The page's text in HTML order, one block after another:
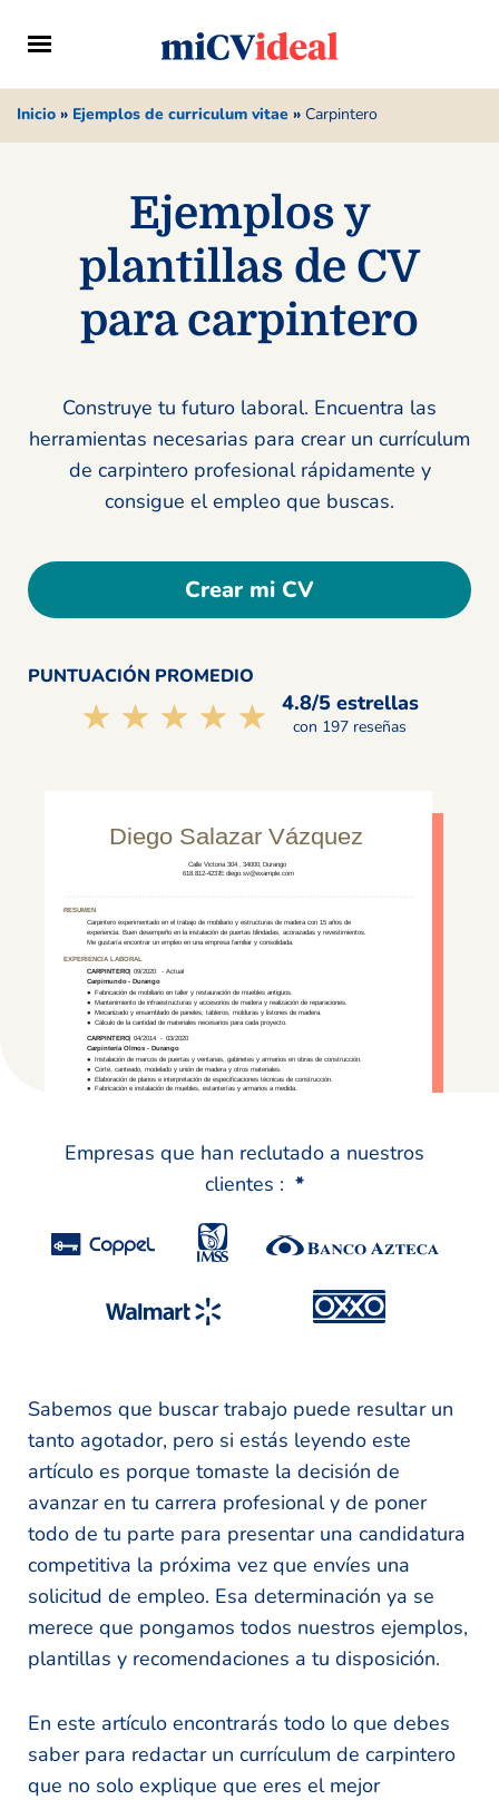
Inicio » Ejemplos de curriculum vitae » Carpintero
Ejemplos y
plantillas de CV
para carpintero
Construye tu futuro laboral. Encuentra las
herramientas necesarias para crear un currículum
de carpintero profesional rápidamente y
consigue el empleo que buscas.
Crear mi CV
PUNTUACIÓN PROMEDIO
☆☆☆☆☆
★★★★★ 4.8/5 estrellas
con 197 reseñas
Empresas que han reclutado a nuestros
clientes : *
Sabemos que buscar trabajo puede resultar un
tanto agotador, pero si estás leyendo este
artículo es porque tomaste la decisión de
avanzar en tu carrera profesional y de poner
todo de tu parte para presentar una candidatura
competitiva la próxima vez que envíes una
solicitud de empleo. Esa determinación ya se
merece que pongamos todos nuestros ejemplos,
plantillas y recomendaciones a tu disposición.
En este artículo encontrarás todo lo que debes
saber para redactar un currículum de carpintero
que no solo explique que eres el mejor